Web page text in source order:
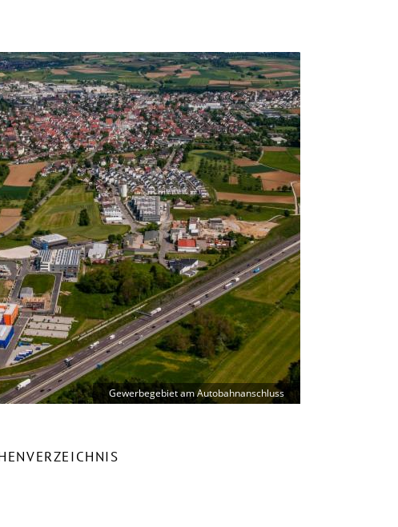
Gewerbegebiet am Autobahnanschluss